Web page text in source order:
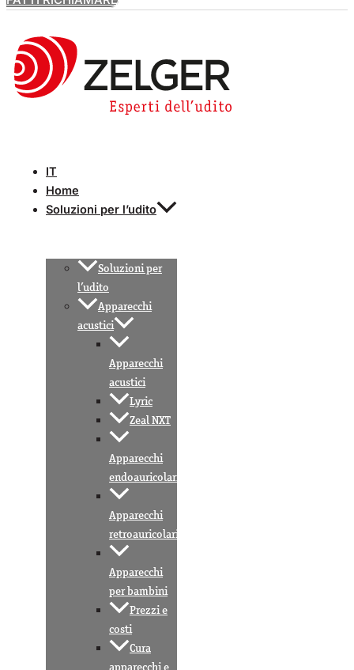
IT
Home
Soluzioni per l’udito
Soluzioni per
l’udito
Apparecchi
acustici
Apparecchi
acustici
Lyric
Zeal NXT
Apparecchi
endoauricolari
Apparecchi
retroauricolari
Apparecchi
per bambini
Prezzi e
costi
Cura